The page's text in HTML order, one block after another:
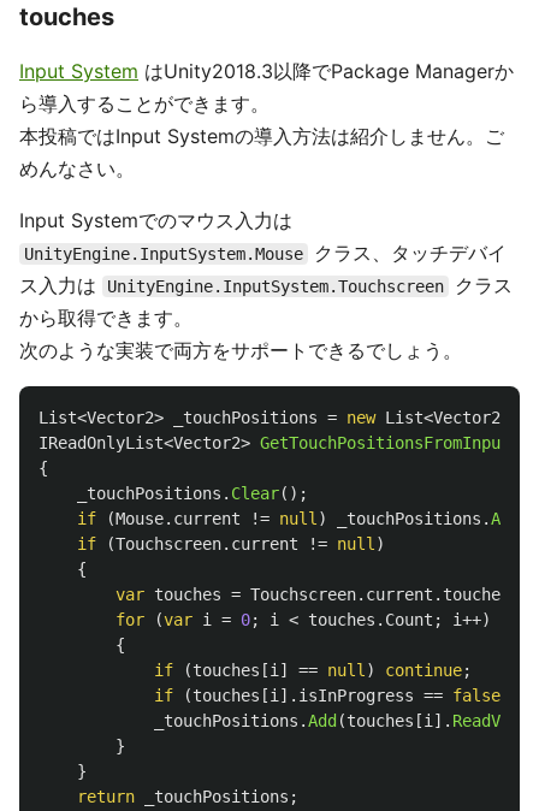
touches
Input System はUnity2018.3以降でPackage Managerか
ら導入することができます。
本投稿ではInput Systemの導入方法は紹介しません。ご
めんなさい。
Input Systemでのマウス入力は
UnityEngine.InputSystem.Mouse
クラス、タッチデバイ
ス入力は
UnityEngine.InputSystem.Touchscreen
クラス
から取得できます。
次のような実装で両方をサポートできるでしょう。
List<Vector2> _touchPositions = new List<Vector2
IReadOnlyList<Vector2>
{
_touchPositions . Clear();
if
(Mouse. current != null ) _touchPositions .Add
if
(Touchscreen. current != null )
{
var touches = Touchscreen. current . touches
for
(var i = 0; i < touches . Count ; i++)
{
if
(touches [i ] == null ) continue;
if
(touches [i ]. isInProgress == false
_touchPositions .Add (touches [i ]. ReadValue
}
}
return
_touchPositions ;